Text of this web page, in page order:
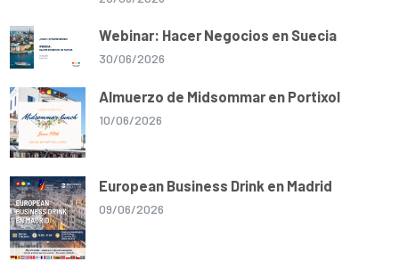
Webinar: Hacer Negocios en Suecia
30/06/2026
Almuerzo de Midsommar en Portixol
10/06/2026
European Business Drink en Madrid
09/06/2026